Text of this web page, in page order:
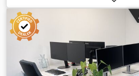
de transporte com paredes
Equipamento: 3 racks com 2
1500 x 2500 mm -Acessórios: ver
transporte: 1350/950/H900 mm -